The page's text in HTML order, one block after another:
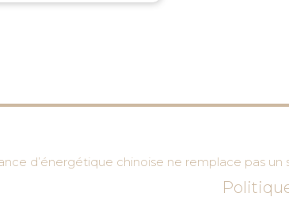
d’énergétique chinoise ne remplace pas